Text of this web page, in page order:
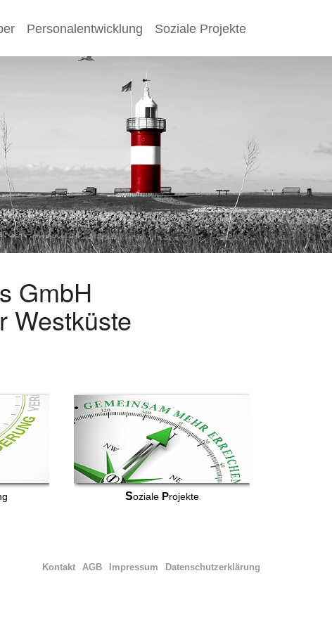
Personalentwicklung Soziale Projekte
GmbH
Westküste
Soziale Projekte
Datenschutzerklärung
Impressum
AGB
Kontakt